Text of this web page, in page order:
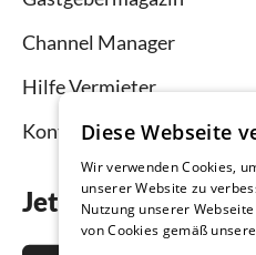
Channel Manager
Hilfe Vermieter
Kontakt
Jetzt die App
Diese Webseite
Wir verwenden Cookies,
unserer Website zu
Nutzung unserer
von Cookies gemäß